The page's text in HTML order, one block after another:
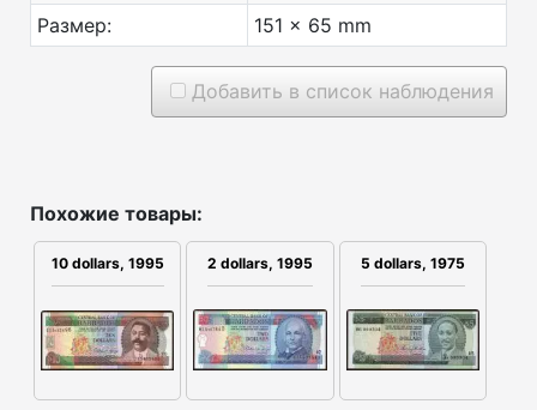
Размер:
151 x 65 mm
Добавить в список наблюдения
Похожие товары:
10 dollars, 1995 2 dollars, 1995 5 dollars, 1975